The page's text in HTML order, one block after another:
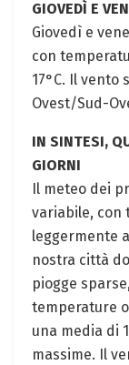
GIOVEDÌ E
Giovedì e
con
17°C. Il vento
Ovest/Sud-
IN SINTESI,
GIORNI
Il meteo dei
variabile, con
leggermente
nostra città
piogge
temperature
una media di
massime. Il